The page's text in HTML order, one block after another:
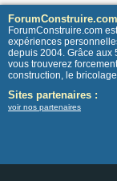
ForumConstruire.com
expériences
depuis 2004. Grâce aux
vous trouverez
construction, le
Sites partenaires :
voir nos partenaires